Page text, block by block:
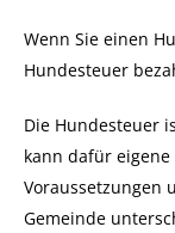
Wenn Sie einen
Hundesteuer
Die Hundesteuer
kann dafür
Voraussetzungen
Gemeinde